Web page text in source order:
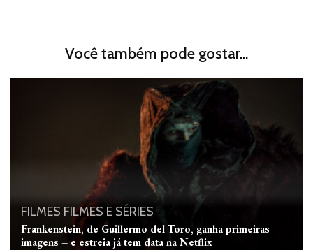
Você também pode gostar...
FILMES FILMES E SÉRIES
Frankenstein, de Guillermo del Toro, ganha primeiras
imagens – e estreia já tem data na Netflix